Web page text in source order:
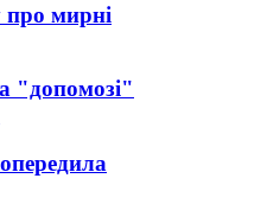
про мирні
"допомозі"